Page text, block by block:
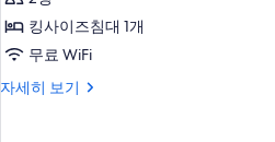
기
블
룸
진
킹사이즈침대 1개
무료 WiFi
자세히 보기
디